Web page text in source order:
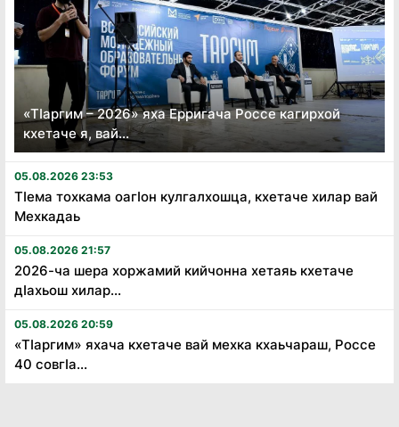
«Тӏаргим – 2026» яха Ерригача Россе кагирхой
кхетаче я, вай...
05.08.2026 23:53
Тӏема тохкама оагӏон кулгалхошца, кхетаче хилар вай
Мехкадаь
05.08.2026 21:57
2026-ча шера хоржамий кийчонна хетаяь кхетаче
дӏахьош хилар...
05.08.2026 20:59
«Тӏаргим» яхача кхетаче вай мехка кхаьчараш, Россе
40 совгӏа...